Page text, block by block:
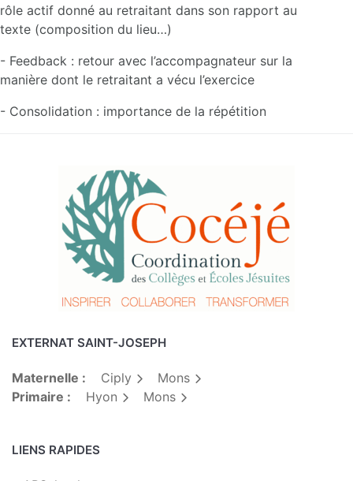
rôle actif donné au retraitant dans son rapport au
texte (composition du lieu…)
- Feedback : retour avec l’accompagnateur sur la
manière dont le retraitant a vécu l’exercice
- Consolidation : importance de la répétition
EXTERNAT SAINT-JOSEPH
Maternelle : Ciply
Mons
Primaire :
Hyon Mons
LIENS RAPIDES